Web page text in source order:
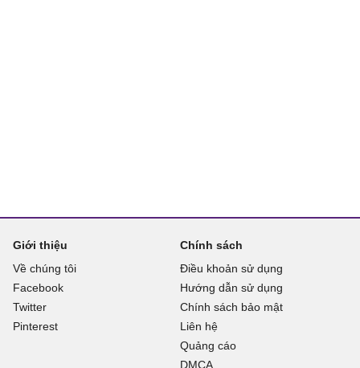
Giới thiệu
Về chúng tôi
Facebook
Twitter
Pinterest
Chính sách
Điều khoản sử dụng
Hướng dẫn sử dụng
Chính sách bảo mật
Liên hệ
Quảng cáo
DMCA